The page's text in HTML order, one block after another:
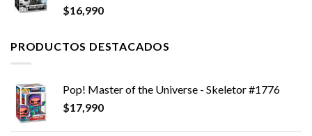
$16,990
PRODUCTOS DESTACADOS
Pop! Master of the Universe - Skeletor #1776
$17,990